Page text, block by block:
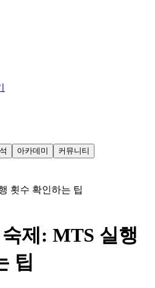
아카데미 커뮤니티
횟수 확인하는 팁
제: MTS 실행
팁